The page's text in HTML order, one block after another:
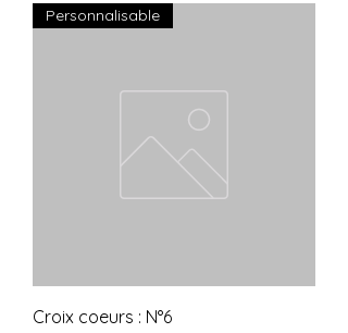
Personnalisable
Croix coeurs : N°6